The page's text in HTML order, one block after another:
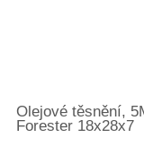
Olejové těsnění,
Forester 18x28x7